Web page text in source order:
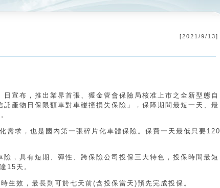
[2021/9/13]
宣布，推出業界首張、獲金管會保險局核准上市之全新型態自
產物日保限額車對車碰撞損失保險」，保障期間最短一天、最
需求，也是國內第一張碎片化車體保險。保費一天最低只要120
，具有短期、彈性、跨保險公司投保三大特色，投保時間最短
15天。
生效，最長則可於七天前(含投保當天)預先完成投保。